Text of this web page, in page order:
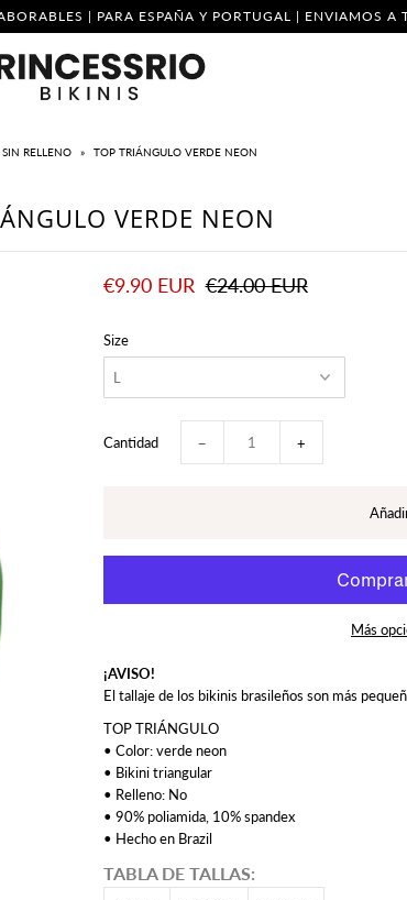
| PARA ESPAÑA Y PORTUGAL | ENVIAMOS A
RELLENO » TOP TRIÁNGULO VERDE NEON
VERDE NEON
€9.90 EUR €24.00 EUR
Size
Cantidad − +
Más
¡AVISO!
El tallaje de los bikinis brasileños son más
TOP TRIÁNGULO
• Color: verde neon
• Bikini triangular
• Relleno: No
• 90% poliamida, 10% spandex
• Hecho en Brazil
TABLA DE TALLAS: